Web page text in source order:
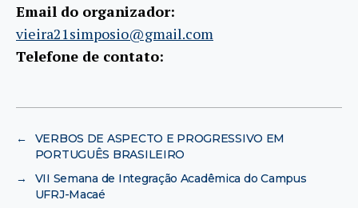
Email do organizador:
vieira21simposio@gmail.com
Telefone de contato:
←
VERBOS DE ASPECTO E PROGRESSIVO EM
PORTUGUÊS BRASILEIRO
→
VII Semana de Integração Acadêmica do Campus
UFRJ-Macaé